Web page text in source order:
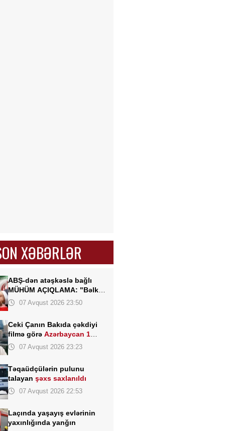
XƏBƏRLƏR
ABŞ-dən atəşkəslə bağlı
MÜHÜM AÇIQLAMA: "Bəlkə
də elə bu gün"
07 Avqust 2026 23:50
Ceki Çanın Bakıda çəkdiyi
filmə görəAzərbaycan 1
milyon dollar ödəyə bilər?
07 Avqust 2026 23:23
Təqaüdçülərin pulunu
talayanşəxs saxlanıldı
07 Avqust 2026 22:53
Laçında yaşayış evlərinin
yaxınlığında yanğın